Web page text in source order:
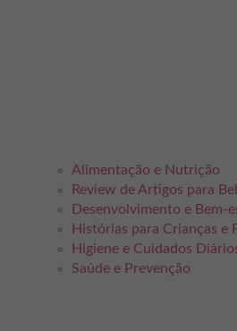
Alimentação e Nutrição
Review de Artigos para
Desenvolvimento e Bem-
Histórias para Crianças e
Higiene e Cuidados
Saúde e Prevenção